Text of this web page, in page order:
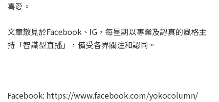
喜愛。
文章散見於Facebook、IG，每星期以專業及認真的風格主
持「智識型直播」，備受各界關注和認同。
Facebook: https://www.facebook.com/yokocolumn/